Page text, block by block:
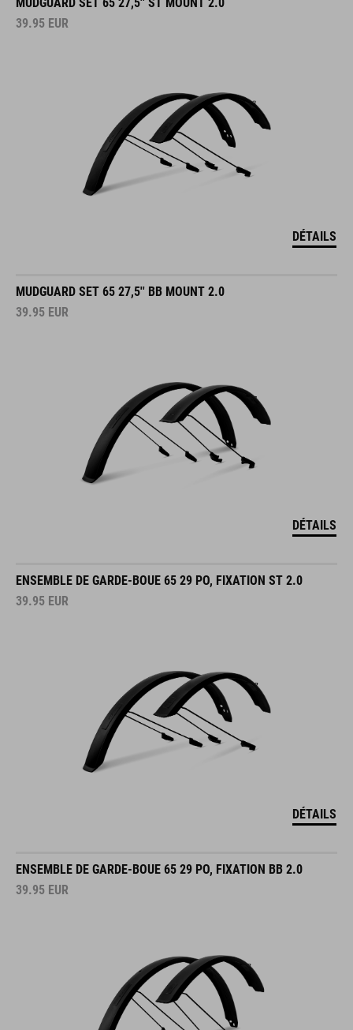
39.95 EUR
DÉTAILS
MUDGUARD SET 65 27,5'' BB MOUNT 2.0
39.95 EUR
DÉTAILS
ENSEMBLE DE GARDE-BOUE 65 29 PO, FIXATION ST 2.0
39.95 EUR
DÉTAILS
ENSEMBLE DE GARDE-BOUE 65 29 PO, FIXATION BB 2.0
39.95 EUR